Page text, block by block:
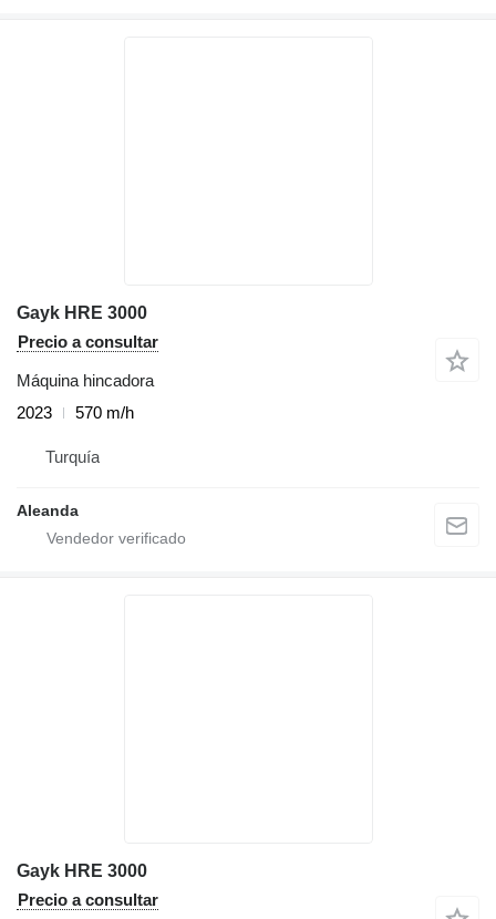
Gayk HRE 3000
Precio a consultar
Máquina hincadora
2023
570 m/h
Turquía
Aleanda
Gayk HRE 3000
Precio a consultar